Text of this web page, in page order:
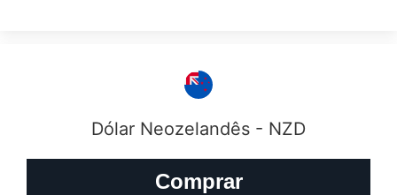
Dólar Neozelandês - NZD
Comprar